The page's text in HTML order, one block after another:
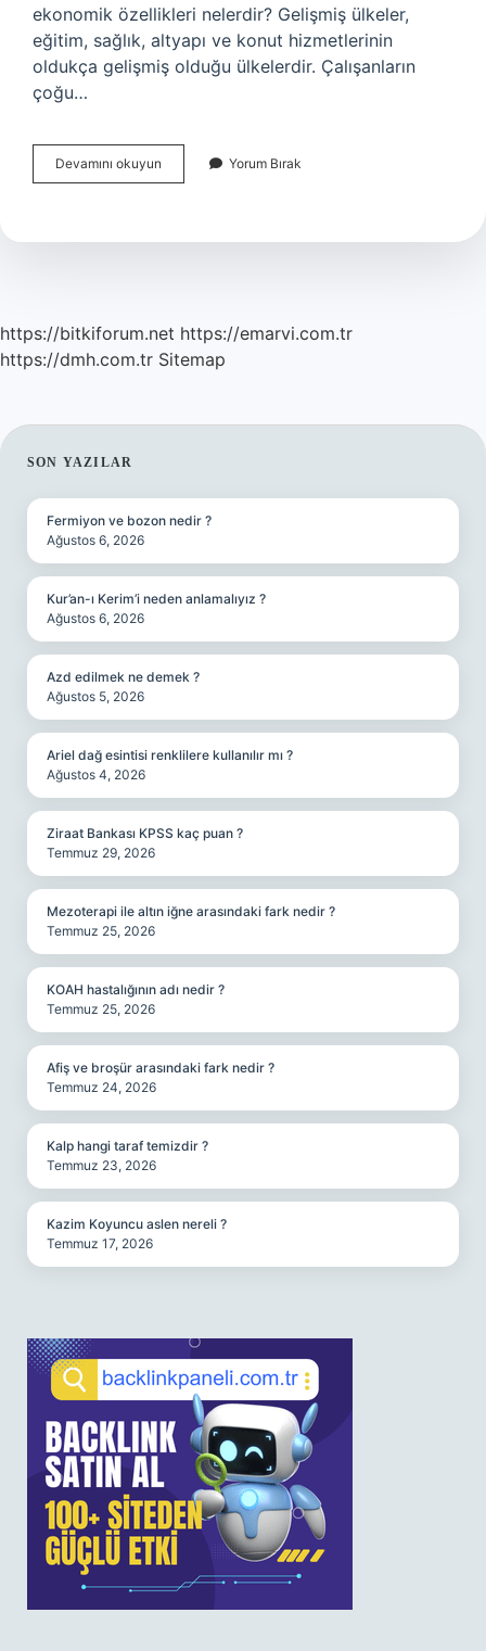
ekonomik özellikleri nelerdir? Gelişmiş ülkeler,
eğitim, sağlık, altyapı ve konut hizmetlerinin
oldukça gelişmiş olduğu ülkelerdir. Çalışanların
çoğu…
Devamını okuyun
Gelişmiş
Özellikleri
Yorum Bırak
https://bitkiforum.net https://emarvi.com.tr
https://dmh.com.tr Sitemap
SIDEBAR
SON YAZILAR
Fermiyon ve bozon nedir ?
Ağustos 6, 2026
Kur’an-ı Kerim’i neden anlamalıyız ?
Ağustos 6, 2026
Azd edilmek ne demek ?
Ağustos 5, 2026
Ariel dağ esintisi renklilere kullanılır mı ?
Ağustos 4, 2026
Ziraat Bankası KPSS kaç puan ?
Temmuz 29, 2026
Mezoterapi ile altın iğne arasındaki fark nedir ?
Temmuz 25, 2026
KOAH hastalığının adı nedir ?
Temmuz 25, 2026
Afiş ve broşür arasındaki fark nedir ?
Temmuz 24, 2026
Kalp hangi taraf temizdir ?
Temmuz 23, 2026
Kazim Koyuncu aslen nereli ?
Temmuz 17, 2026